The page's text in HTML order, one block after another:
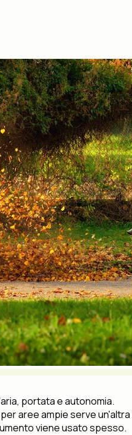
portata e autonomia.
aree ampie serve
viene usato spesso.